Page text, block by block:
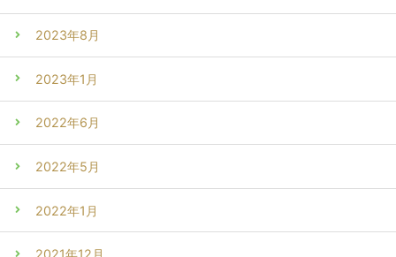
2023年8月
2023年1月
2022年6月
2022年5月
2022年1月